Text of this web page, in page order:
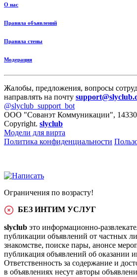
О нас
Правила объявлений
Правила стены
Модерация
Жалобы, предложения, вопросы
направлять на почту
@slyclub_support_bot
ООО "Сованэт Коммуникации",
Copyright. slyclub
Модели для вирта
Политика конфиденциальности
Ограничения по возрасту!
БЕЗ ИНТИМ УСЛУГ
slyclub это информационно-
публикации объявлений от частных
знакомстве, поиске пары, анонсе
публикация объявлений об оказании
Ответственность за содержание и
в объявлениях несут авторы